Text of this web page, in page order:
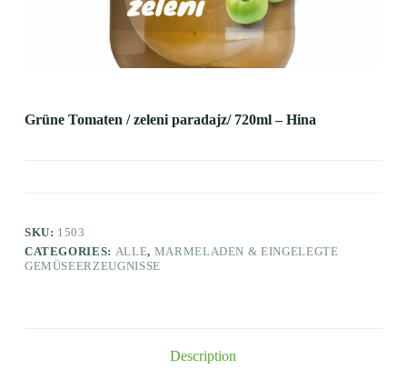
Grüne Tomaten / zeleni paradajz/ 720ml – Hina
SKU: 1503
CATEGORIES: ALLE, MARMELADEN & EINGELEGTE
GEMÜSEERZEUGNISSE
Description